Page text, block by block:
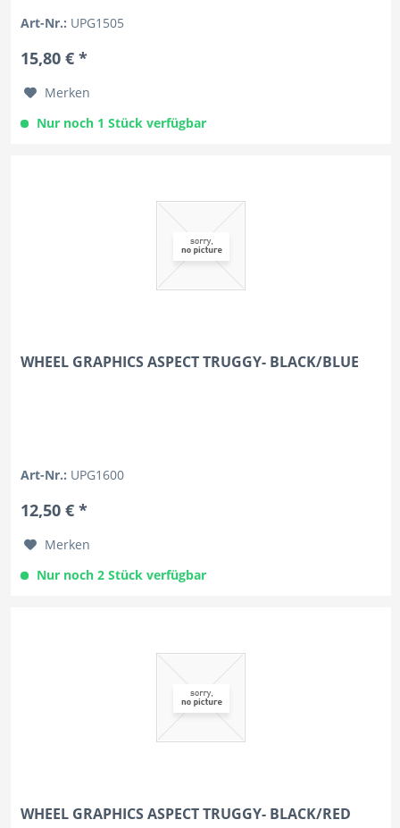
Art-Nr.: UPG1505
15,80 € *
Merken
Nur noch 1 Stück verfügbar
WHEEL GRAPHICS ASPECT TRUGGY- BLACK/BLUE
Art-Nr.: UPG1600
12,50 € *
Merken
Nur noch 2 Stück verfügbar
WHEEL GRAPHICS ASPECT TRUGGY- BLACK/RED